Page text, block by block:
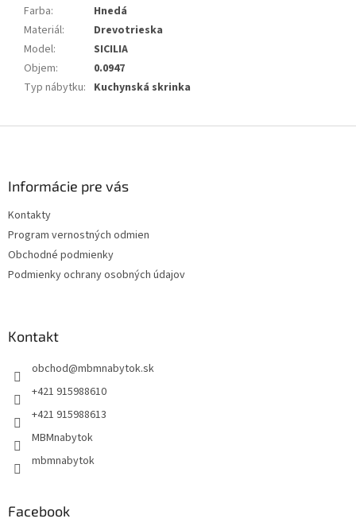
Farba:
Hnedá
Materiál:
Drevotrieska
Model:
SICILIA
Objem:
0.0947
Typ nábytku: Kuchynská skrinka
Informácie pre vás
Kontakty
Program vernostných odmien
Obchodné podmienky
Podmienky ochrany osobných údajov
Kontakt
obchod@mbmnabytok.sk
+421 915988610
+421 915988613
MBMnabytok
mbmnabytok
Facebook